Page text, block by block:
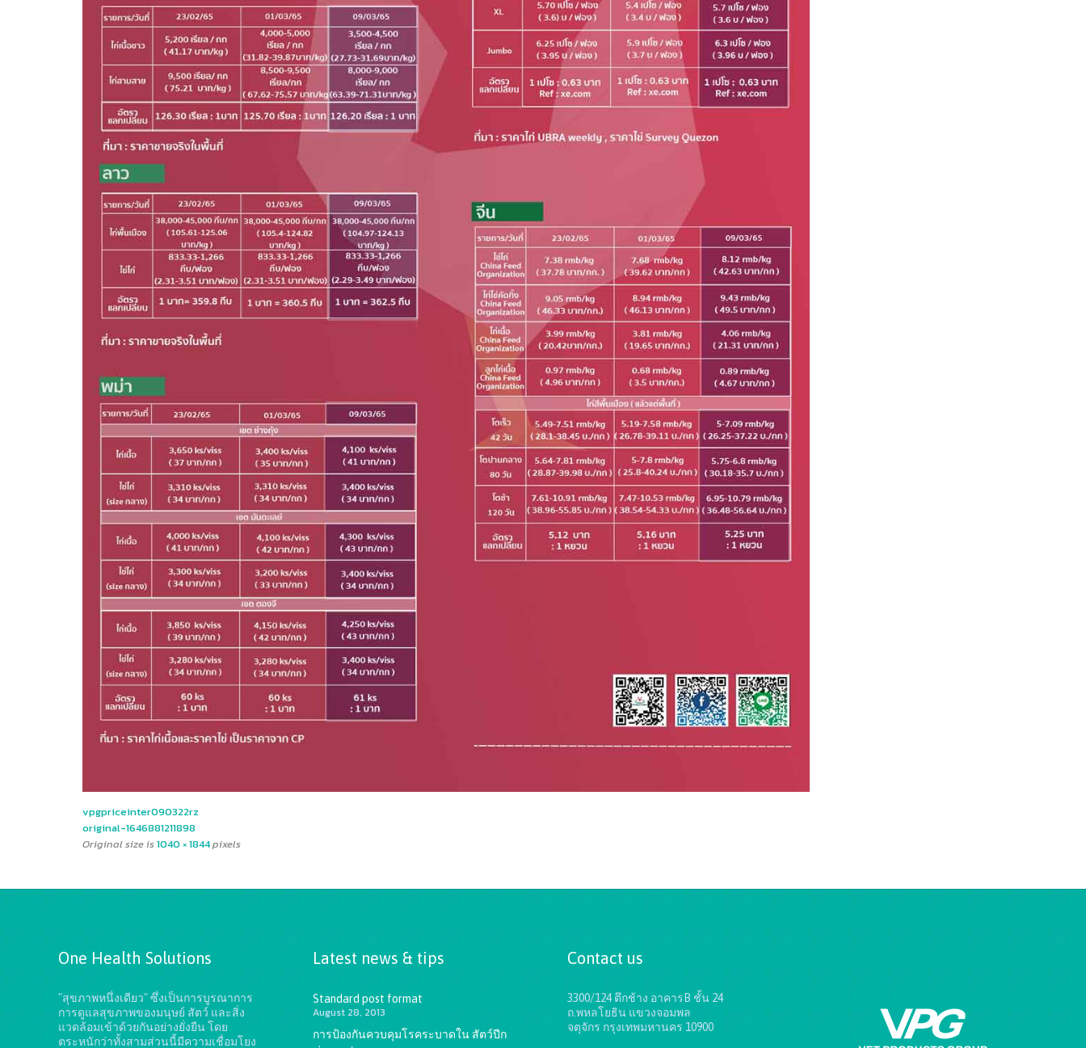
vpgpriceinter090322rz
original-1646881211898
Original size is1040 × 1844pixels
One Health Solutions
"สุขภาพหนึ่งเดียว" ซึ่งเป็นการบูรณาการ
การดูแลสุขภาพของมนุษย์ สัตว์ และสิ่ง
แวดล้อมเข้าด้วยกันอย่างยั่งยืนโดย
ตระหนักว่าทั้งสามส่วนนี้มีความเชื่อมโยง
Latest news & tips
Standard post format
August 28, 2013
การป้องกันควบคุมโรคระบาดใน สัตว์ปีก
Contact us
3300/124 ตึกช้าง อาคารB ชั้น 24
ถ.พหลโยธิน แขวงจอมพล
จตุจักร กรุงเทพมหานคร 10900